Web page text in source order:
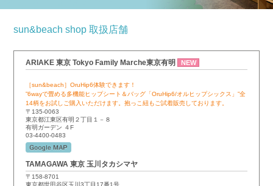
sun&beach shop 取扱店舗
ARIAKE 東京 Tokyo Family Marche東京有明 NEW
［sun&beach］OruHip6体験できます！
”6wayで畳める多機能ヒップシート＆バッグ「OruHip6/オルヒップシックス」”全
14柄をお試しご購入いただけます。抱っこ紐もご試着販売しております。
〒135-0063
東京都江東区有明２丁目１－８
有明ガーデン ４F
03-4400-0483
TAMAGAWA 東京 玉川タカシマヤ
〒158-8701
東京都世田谷区玉川3丁目17番1号